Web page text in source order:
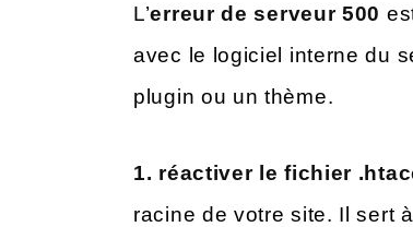
L’erreur de serveur 500
avec le logiciel interne du
plugin ou un thème.
1. réactiver le fichier
racine de votre site. Il sert